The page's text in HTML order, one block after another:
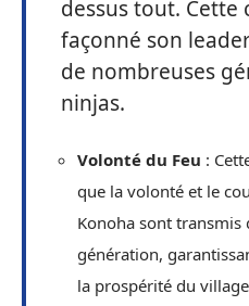
dessus tout. Cette
façonné son
de nombreuses
ninjas.
Volonté du Feu :
que la volonté et le
Konoha sont transmis
génération,
la prospérité du